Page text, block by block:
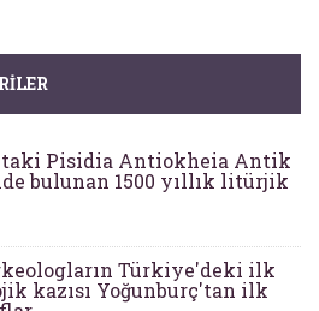
Pisidia Antiokheia Antik
bulunan 1500 yıllık litürjik
Türkiye'deki ilk
kazısı Yoğunburç'tan ilk